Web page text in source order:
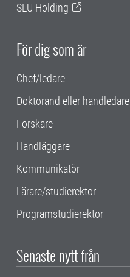
SLU Holding
För dig som är
Chef/ledare
Doktorand eller handledare
Forskare
Handläggare
Kommunikatör
Lärare/studierektor
Programstudierektor
Senaste nytt från